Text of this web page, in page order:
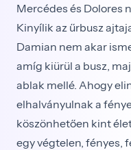
Mercédes és Dolores
Kinyílik az űrbusz
Damian nem akar
amíg kiürül a busz,
ablak mellé. Ahogy
elhalványulnak a
köszönhetően kint
egy végtelen, fényes,